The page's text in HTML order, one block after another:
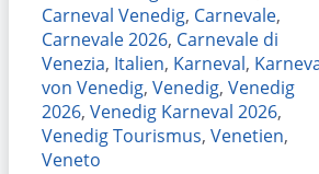
Carneval Venedig, Carnevale,
Carnevale 2026, Carnevale di
Venezia, Italien, Karneval,
von Venedig, Venedig, Venedig
2026, Venedig Karneval 2026,
Venedig Tourismus, Venetien,
Veneto